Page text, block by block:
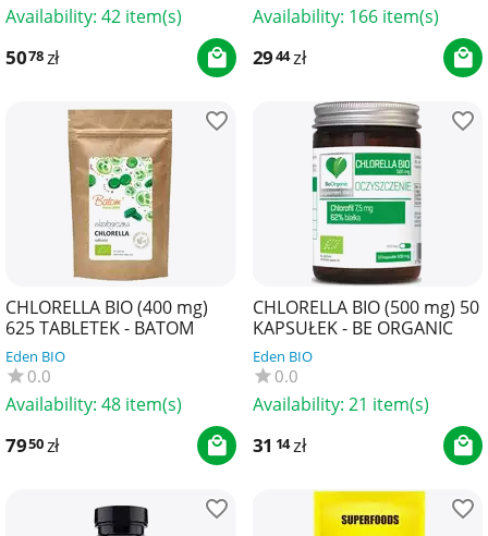
Availability: 42 item(s)
5078zł
Availability: 166 item(s)
2944zł
CHLORELLA BIO (400 mg)
625 TABLETEK - BATOM
Eden BIO
0.0
Availability: 48 item(s)
7950zł
CHLORELLA BIO (500 mg) 50
KAPSUŁEK - BE ORGANIC
Eden BIO
0.0
Availability: 21 item(s)
31 14zł